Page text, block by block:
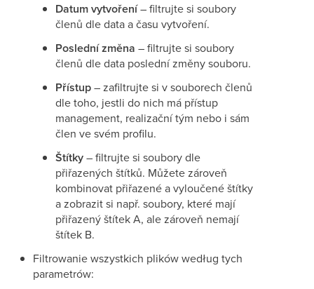
Datum vytvoření– filtrujte si soubory
členů dle data a času vytvoření.
Poslední změna – filtrujte si soubory
členů dle data poslední změny souboru.
Přístup– zafiltrujte si v souborech členů
dle toho, jestli do nich má přístup
management, realizační tým nebo i sám
člen ve svém profilu.
Štítky– filtrujte si soubory dle
přiřazených štítků. Můžete zároveň
kombinovat přiřazené a vyloučené štítky
a zobrazit si např. soubory, které mají
přiřazený štítek A, ale zároveň nemají
štítek B.
Filtrowanie wszystkich plików według tych
parametrów: